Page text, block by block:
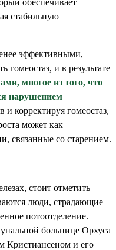
стабильную
эффективными,
гомеостаз, и в результате
многое из того, что
нарушением
корректируя гомеостаз,
может как
связанные со старением.
стоит отметить
люди, страдающие
потоотделение.
больнице Орхуса
Кристиансеном и его